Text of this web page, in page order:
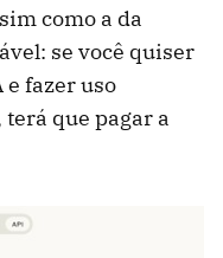
como a da
se você quiser
​​e fazer uso
que pagar a